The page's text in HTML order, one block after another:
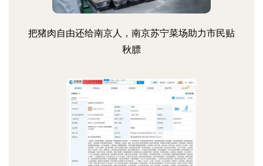
把猪肉自由还给南京人，南京苏宁菜场助力市民贴
秋膘